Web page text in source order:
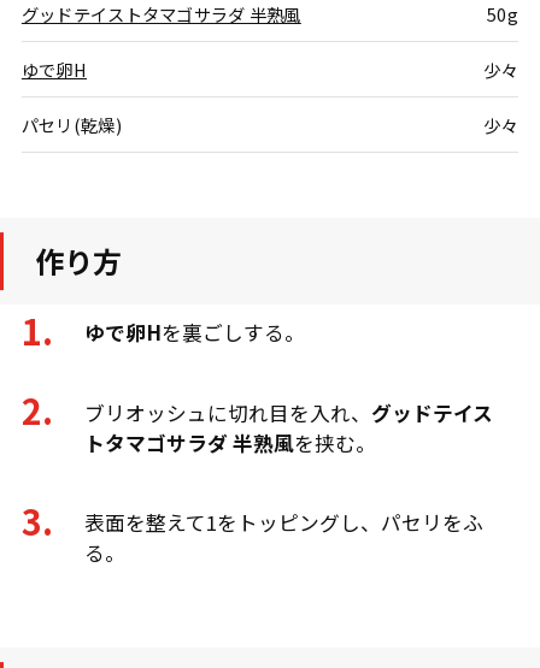
グッドテイストタマゴサラダ 半熟風 50g
ゆで卵H 少々
パセリ(乾燥) 少々
作り方
ゆで卵Hを裏ごしする。
ブリオッシュに切れ目を入れ、 グッドテイス
トタマゴサラダ 半熟風を挟む。
表面を整えて1をトッピングし、パセリをふ
る。